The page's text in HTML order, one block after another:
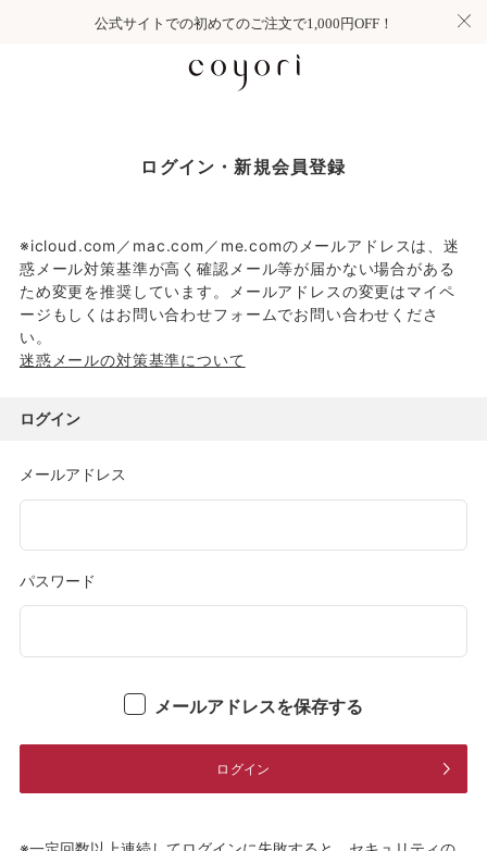
公式サイトでの初めてのご注文で1,000円OFF！
ログイン・新規会員登録
※icloud.com／mac.com／me.comのメールアドレスは、迷
惑メール対策基準が高く確認メール等が届かない場合がある
ため変更を推奨しています。メールアドレスの変更はマイペ
ージもしくはお問い合わせフォームでお問い合わせくださ
い。
迷惑メールの対策基準について
ログイン
メールアドレス
パスワード
メールアドレスを保存する
ログイン